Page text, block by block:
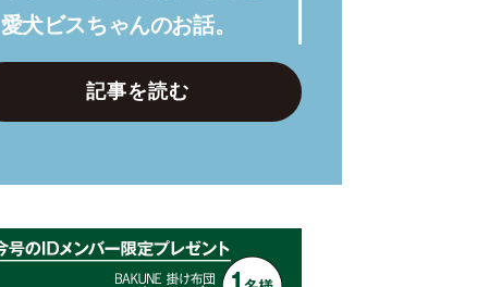
愛犬ビスちゃんのお話。
記事を読む